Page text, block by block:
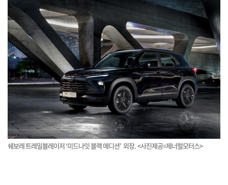
쉐보레 트레일블레이저 ‘미드나잇 블랙 에디션’ 외장. <사진제공=제너럴모터스>